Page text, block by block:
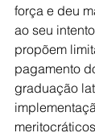
força e deu
ao seu
propõem
pagamento
graduação